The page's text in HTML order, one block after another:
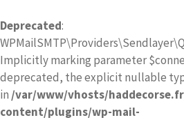
Deprecated:
Implicitly marking parameter
deprecated, the explicit nullable
in /var/www/vhosts/
content/plugins/wp-mail-